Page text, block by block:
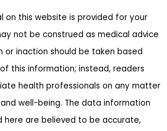
on this website is provided for your
not be construed as medical advice
or inaction should be taken based
this information; instead, readers
health professionals on any matter
well-being. The data information
here are believed to be accurate,